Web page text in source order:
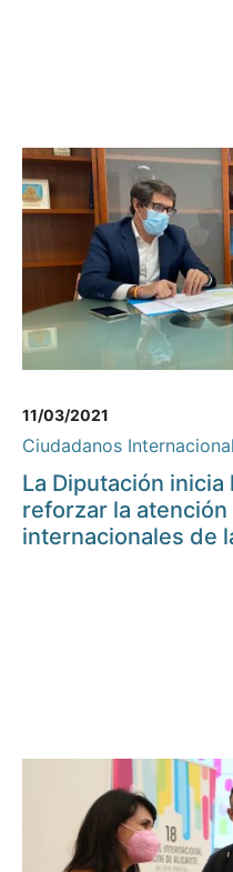
11/03/2021
Ciudadanos
La Diputación
reforzar la
internacionales de